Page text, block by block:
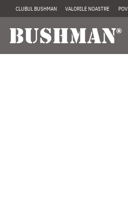
CLUBUL BUSHMAN VALORILE NOASTRE